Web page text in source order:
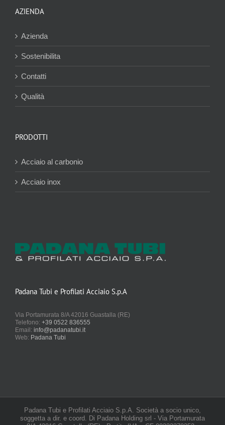
AZIENDA
Azienda
Sostenibilita
Contatti
Qualità
PRODOTTI
Acciaio al carbonio
Acciaio inox
Padana Tubi e Profilati Acciaio S.p.A
Via Portamurata 8/A 42016 Guastalla (RE)
Telefono: +39 0522 836555
Email: info@padanatubi.it
Web: Padana Tubi
Padana Tubi e Profilati Acciaio S.p.A. Società a socio unico,
soggetta a dir. e coord. Di Padana Holding srl - Via Portamurata